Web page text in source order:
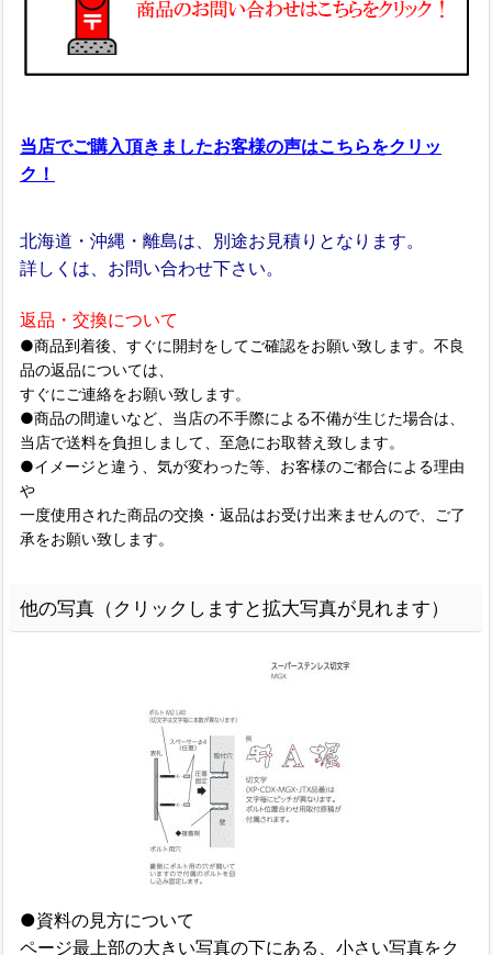
当店でご購入頂きましたお客様の声はこちらをクリッ
ク！
北海道・沖縄・離島は、別途お見積りとなります。
詳しくは、お問い合わせ下さい。
返品・交換について
●商品到着後、すぐに開封をしてご確認をお願い致します。不良
品の返品については、
すぐにご連絡をお願い致します。
●商品の間違いなど、当店の不手際による不備が生じた場合は、
当店で送料を負担しまして、至急にお取替え致します。
●イメージと違う、気が変わった等、お客様のご都合による理由
や
一度使用された商品の交換・返品はお受け出来ませんので、ご了
承をお願い致します。
他の写真（クリックしますと拡大写真が見れます）
●資料の見方について
ページ最上部の大きい写真の下にある、小さい写真をク